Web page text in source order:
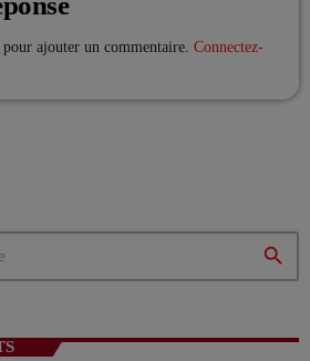
end VIV’FM
STÉPHANE
pour ajouter un commentaire. Connectez-
search